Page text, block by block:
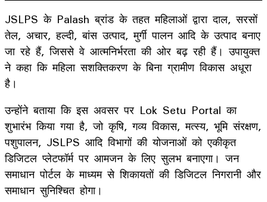
JSLPS के Palash ब्रांड के तहत महिलाओं द्वारा दाल, सरसों
तेल, अचार, हल्दी, बांस उत्पाद, मुर्गी पालन आदि के उत्पाद बनाए
जा रहे हैं, जिससे वे आत्मनिर्भरता की ओर बढ़ रही हैं। उपायुक्त
ने कहा कि महिला सशक्तिकरण के बिना ग्रामीण विकास अधूरा
है।
उन्होंने बताया कि इस अवसर पर Lok Setu Portal का
शुभारंभ किया गया है, जो कृषि, गव्य विकास, मत्स्य, भूमि संरक्षण,
पशुपालन, JSLPS आदि विभागों की योजनाओं को एकीकृत
डिजिटल प्लेटफॉर्म पर आमजन के लिए सुलभ बनाएगा। जन
समाधान पोर्टल के माध्यम से शिकायतों की डिजिटल निगरानी और
समाधान सुनिश्चित होगा।